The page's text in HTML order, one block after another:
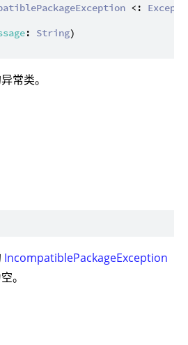
<:
: String)
常类。
IncompatiblePackageException
。